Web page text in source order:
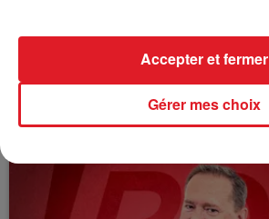
RDL & Vous du 28 avril 2026
Gérer mes choix
Accepter et fermer